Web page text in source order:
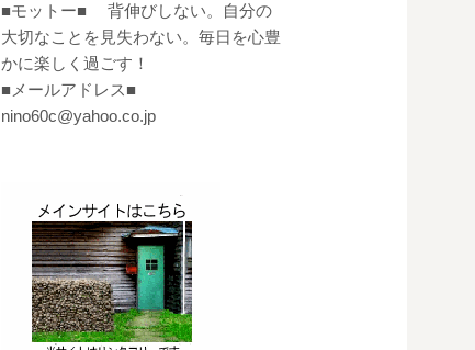
■モットー■ 背伸びしない。自分の
大切なことを見失わない。毎日を心豊
かに楽しく過ごす！
■メールアドレス■
nino60c@yahoo.co.jp